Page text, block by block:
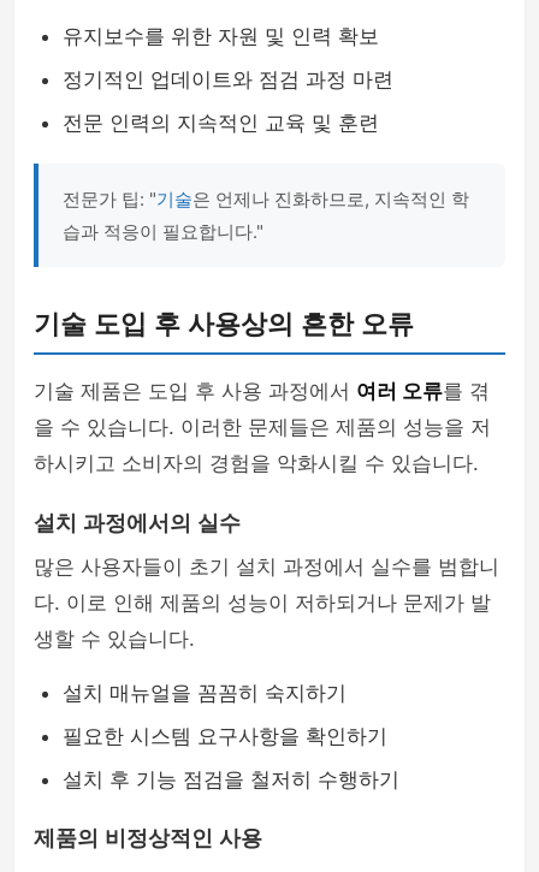
유지보수를 위한 자원 및 인력 확보
정기적인 업데이트와 점검 과정 마련
전문 인력의 지속적인 교육 및 훈련
전문가 팁: "기술은 언제나 진화하므로, 지속적인 학
습과 적응이 필요합니다."
기술 도입 후 사용상의 흔한 오류
기술 제품은 도입 후 사용 과정에서 여러 오류를 겪
을 수 있습니다. 이러한 문제들은 제품의 성능을 저
하시키고 소비자의 경험을 악화시킬 수 있습니다.
설치 과정에서의 실수
많은 사용자들이 초기 설치 과정에서 실수를 범합니
다. 이로 인해 제품의 성능이 저하되거나 문제가 발
생할 수 있습니다.
설치 매뉴얼을 꼼꼼히 숙지하기
필요한 시스템 요구사항을 확인하기
설치 후 기능 점검을 철저히 수행하기
제품의 비정상적인 사용